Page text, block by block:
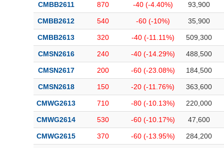
CMBB2611 870 -40 (-4.40%) 93,900
CMBB2612 540 -60 (-10%) 35,900
CMBB2613 320 -40 (-11.11%) 509,300
CMSN2616 240 -40 (-14.29%) 488,500
CMSN2617 200 -60 (-23.08%) 184,500
CMSN2618 150 -20 (-11.76%) 363,600
CMWG2613 710 -80 (-10.13%) 220,000
CMWG2614 530 -60 (-10.17%) 47,600
CMWG2615 370 -60 (-13.95%) 284,200